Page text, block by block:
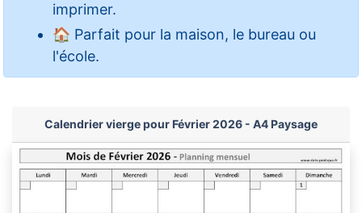
imprimer.
🏠 Parfait pour la maison, le bureau ou
l'école.
Calendrier vierge pour Février 2026 - A4 Paysage